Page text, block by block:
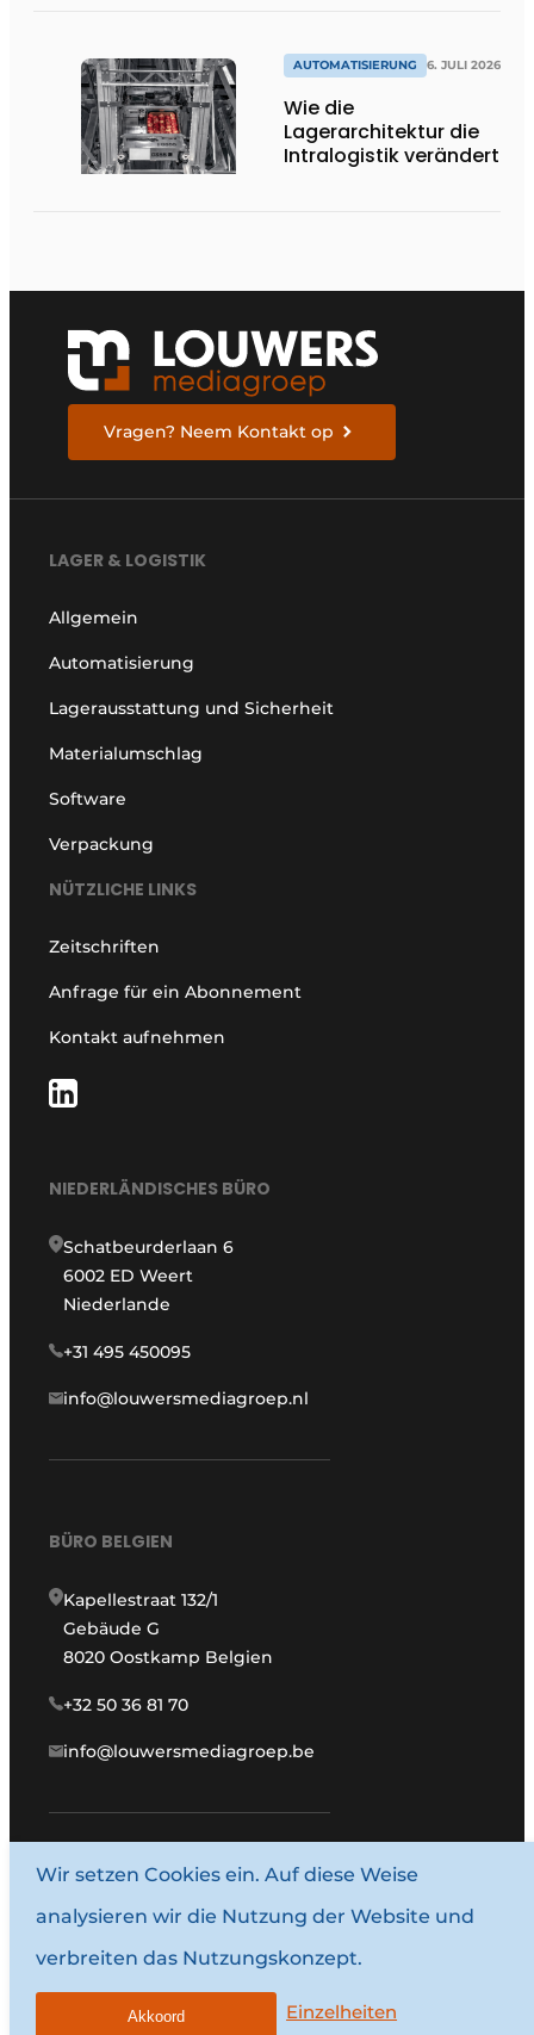
AUTOMATISIERUNG 6. JULI 2026
Wie die
Lagerarchitektur die
Intralogistik verändert
Vragen? Neem Kontakt op
LAGER & LOGISTIK
Allgemein
Automatisierung
Lagerausstattung und Sicherheit
Materialumschlag
Software
Verpackung
NÜTZLICHE LINKS
Zeitschriften
Anfrage für ein Abonnement
Kontakt aufnehmen
NIEDERLÄNDISCHES BÜRO
Schatbeurderlaan 6
6002 ED Weert
Niederlande
+31 495 450095
info@louwersmediagroep.nl
BÜRO BELGIEN
Kapellestraat 132/1
Gebäude G
8020 Oostkamp Belgien
+32 50 36 81 70
info@louwersmediagroep.be
www.louwersmediagroep.com
© 1987–2026 Louwersmediagroep.
Allgemeine Bedingungen und Konditionen
Wir setzen Cookies ein. Auf diese Weise
analysieren wir die Nutzung der Website und
verbreiten das Nutzungskonzept.
Einzelheiten
Akkoord